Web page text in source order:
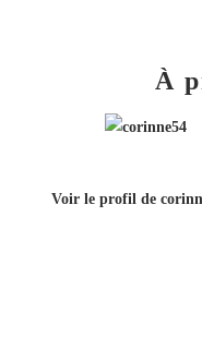
À
Voir le profil de